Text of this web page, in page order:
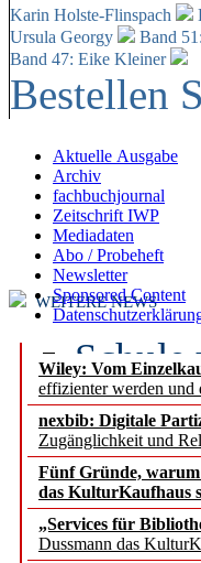
Karin Holste-Flinspach
Ursula Georgy
Band
Band 47: Eike Kleiner
Bestellen
Aktuelle Ausgabe
Archiv
fachbuchjournal
Zeitschrift IWP
Mediadaten
Abo / Probeheft
Newsletter
Sponsored Content
Wiley: Vom
effizienter werden und
nexbib: Digitale
Zugänglichkeit und
Fünf Gründe,
das KulturKaufhaus
„Services für
Dussmann das
WEITERE NEWS
Schule